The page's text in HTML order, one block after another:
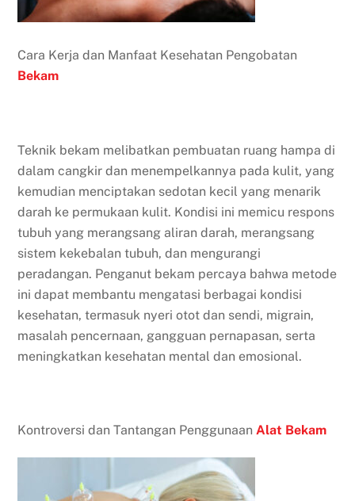
Cara Kerja dan Manfaat Kesehatan Pengobatan
Bekam
Teknik bekam melibatkan pembuatan ruang hampa di
dalam cangkir dan menempelkannya pada kulit, yang
kemudian menciptakan sedotan kecil yang menarik
darah ke permukaan kulit. Kondisi ini memicu respons
tubuh yang merangsang aliran darah, merangsang
sistem kekebalan tubuh, dan mengurangi
peradangan. Penganut bekam percaya bahwa metode
ini dapat membantu mengatasi berbagai kondisi
kesehatan, termasuk nyeri otot dan sendi, migrain,
masalah pencernaan, gangguan pernapasan, serta
meningkatkan kesehatan mental dan emosional.
Kontroversi dan Tantangan PenggunaanAlat Bekam